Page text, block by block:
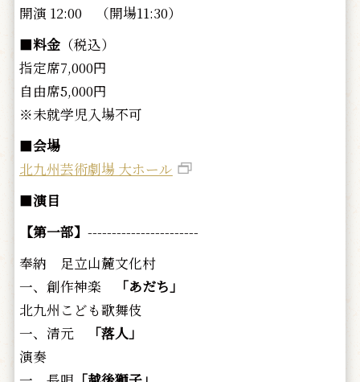
開演 12:00 （開場11:30）
■料金（税込）
指定席7,000円
自由席5,000円
※未就学児入場不可
■会場
北九州芸術劇場 大ホール
■演目
【第一部】 -----------------------
奉納 足立山麓文化村
一、創作神楽
「あだち」
北九州こども歌舞伎
一、清元
「落人」
演奏